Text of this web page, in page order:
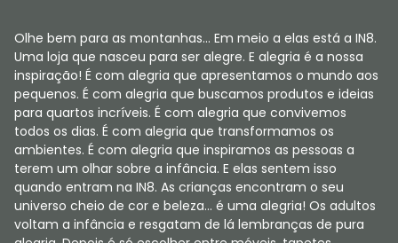
Olhe bem para as montanhas... Em meio a elas está a IN8.
Uma loja que nasceu para ser alegre. E alegria é a nossa
inspiração! É com alegria que apresentamos o mundo aos
pequenos. É com alegria que buscamos produtos e ideias
para quartos incríveis. É com alegria que convivemos
todos os dias. É com alegria que transformamos os
ambientes. É com alegria que inspiramos as pessoas a
terem um olhar sobre a infância. E elas sentem isso
quando entram na IN8. As crianças encontram o seu
universo cheio de cor e beleza... é uma alegria! Os adultos
voltam a infância e resgatam de lá lembranças de pura